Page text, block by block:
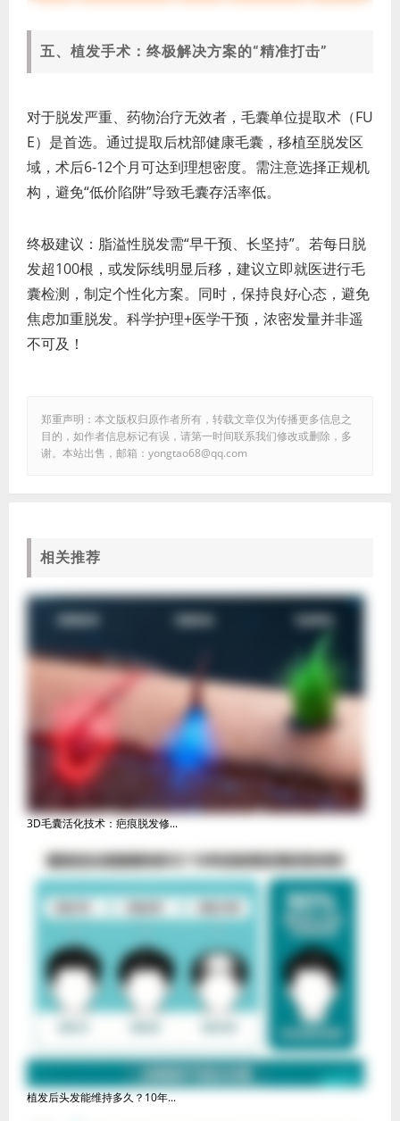
五、植发手术：终极解决方案的“精准打击”
对于脱发严重、药物治疗无效者，毛囊单位提取术（FU
E）是首选。通过提取后枕部健康毛囊，移植至脱发区
域，术后6-12个月可达到理想密度。需注意选择正规机
构，避免“低价陷阱”导致毛囊存活率低。
终极建议：脂溢性脱发需“早干预、长坚持”。若每日脱
发超100根，或发际线明显后移，建议立即就医进行毛
囊检测，制定个性化方案。同时，保持良好心态，避免
焦虑加重脱发。科学护理+医学干预，浓密发量并非遥
不可及！
郑重声明：本文版权归原作者所有，转载文章仅为传播更多信息之
目的，如作者信息标记有误，请第一时间联系我们修改或删除，多
谢。本站出售，邮箱：yongtao68@qq.com
相关推荐
3D毛囊活化技术：疤痕脱发修...
植发后头发能维持多久？10年...